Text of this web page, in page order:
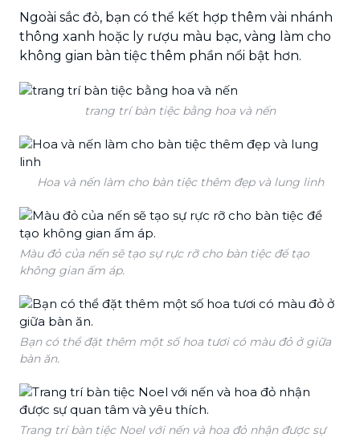
Ngoài sắc đỏ, bạn có thể kết hợp thêm vài nhánh
thông xanh hoặc ly rượu màu bạc, vàng làm cho
không gian bàn tiệc thêm phần nổi bật hơn.
trang trí bàn tiệc bằng hoa và nến
Hoa và nến làm cho bàn tiệc thêm đẹp và lung linh
Màu đỏ của nến sẽ tạo sự rực rỡ cho bàn tiệc để tạo
không gian ấm áp.
Bạn có thể đặt thêm một số hoa tươi có màu đỏ ở giữa
bàn ăn.
Trang trí bàn tiệc Noel với nến và hoa đỏ nhận được sự